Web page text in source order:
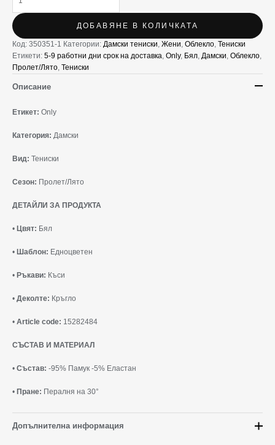
ДОБАВЯНЕ В КОЛИЧКАТА
Код: 350351-1 Категории: Дамски тениски Жени Облекло Тениски
Етикети: 5-9 работни дни срок на доставка Only, Бял Дамски Облекло
Пролет/Лято Тениски
Описание
Етикет: Only
Категория: Дамски
Вид: Тениски
Сезон: Пролет/Лято
ДЕТАЙЛИ ЗА ПРОДУКТА
• Цвят: Бял
• Шаблон: Едноцветен
• Ръкави: Къси
• Деколте: Кръгло
• Article code: 15282484
СЪСТАВ И МАТЕРИАЛ
• Състав: -95% Памук -5% Еластан
• Пране: Пералня на 30°
Допълнителна информация